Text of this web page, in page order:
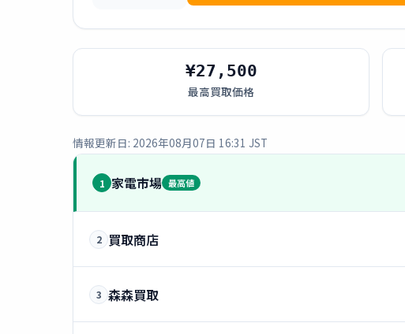
¥27,500
最高買取価格
情報更新日: 2026年08月07日 16:31 JST
1 家電市場 最高値
2 買取商店
3 森森買取